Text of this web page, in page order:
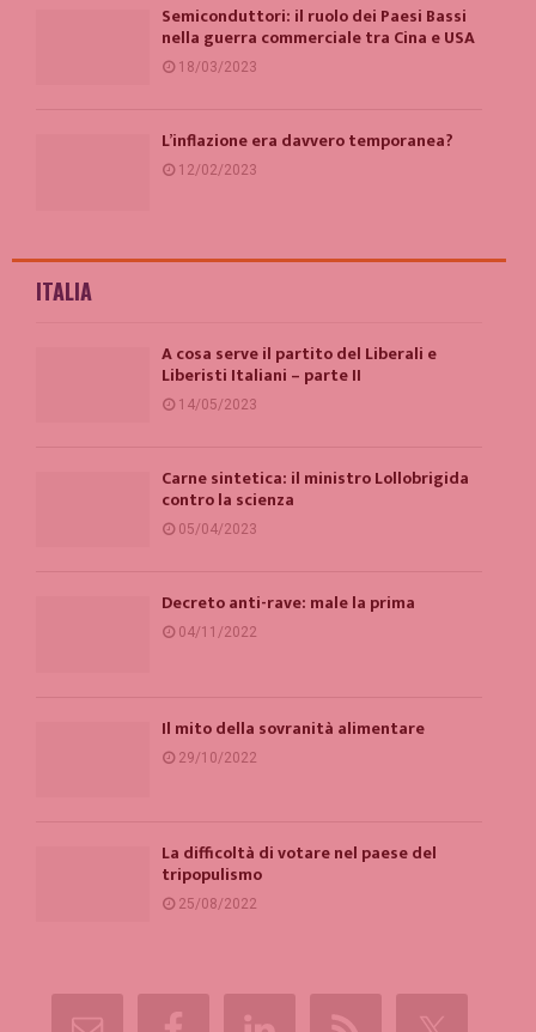
Semiconduttori: il ruolo dei Paesi Bassi
nella guerra commerciale tra Cina e USA
18/03/2023
L’inflazione era davvero temporanea?
12/02/2023
ITALIA
A cosa serve il partito del Liberali e
Liberisti Italiani – parte II
14/05/2023
Carne sintetica: il ministro Lollobrigida
contro la scienza
05/04/2023
Decreto anti-rave: male la prima
04/11/2022
Il mito della sovranità alimentare
29/10/2022
La difficoltà di votare nel paese del
tripopulismo
25/08/2022